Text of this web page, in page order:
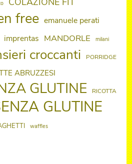
free emanuele perati
imprentas MANDORLE milani
croccanti PORRIDGE
ABRUZZESI
GLUTINE RICOTTA
GLUTINE
waffles